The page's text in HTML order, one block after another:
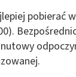
pobierać